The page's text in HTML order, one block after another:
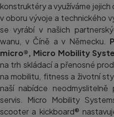
konstruktéry a využíváme
v oboru vývoje a technického
se vyrábí v našich
wanu, v Číně a v Německu.
micro®, Micro Mobility
na trh skládací a přenosné
na mobilitu, fitness a životní
naší nabídce
servis. Micro Mobility
scooter a kickboard®